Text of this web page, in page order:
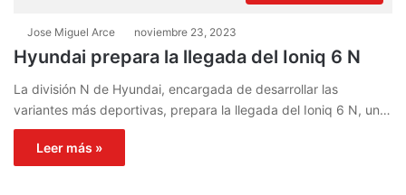
Jose Miguel Arce noviembre 23, 2023
Hyundai prepara la llegada del Ioniq 6 N
La división N de Hyundai, encargada de desarrollar las
variantes más deportivas, prepara la llegada del Ioniq 6 N, un…
Leer más »